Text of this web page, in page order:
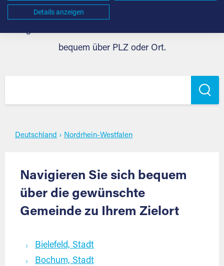
Self Storage für jeden Bedarf im Nordrhein-Westfalen.
bequem über PLZ oder Ort.
Deutschland › Nordrhein-Westfalen
Navigieren Sie sich bequem
über die gewünschte
Gemeinde zu Ihrem Zielort
Bielefeld, Stadt
Bochum, Stadt
Details anzeigen